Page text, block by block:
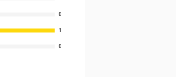
0
1
0